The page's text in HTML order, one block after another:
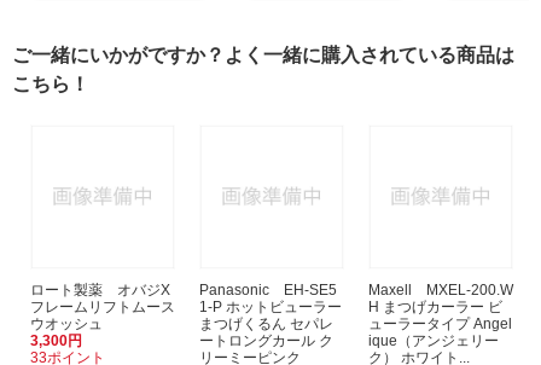
ご一緒にいかがですか？よく一緒に購入されている商品は
こちら！
ロート製薬 オバジX
フレームリフトムース
ウオッシュ
3,300円
33ポイント
Panasonic EH-SE5
1-P ホットビューラー
まつげくるん セパレ
ートロングカール ク
リーミーピンク
Maxell MXEL-200.W
H まつげカーラー ビ
ューラータイプ Angel
ique（アンジェリー
ク） ホワイト...